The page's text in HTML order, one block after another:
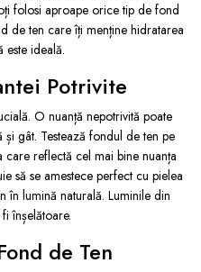
folosi aproape orice tip de fond
de ten care îți menține hidratarea
este ideală.
Potrivite
O nuanță nepotrivită poate
gât. Testează fondul de ten pe
care reflectă cel mai bine nuanța
să se amestece perfect cu pielea
în lumină naturală. Luminile din
înșelătoare.
de Ten